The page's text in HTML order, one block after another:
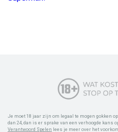
Je moet 18 jaar zijn om legaal te mogen gokken
dan 24, dan is er sprake van een verhoogde kans
Verantwoord Spelen lees je meer over het